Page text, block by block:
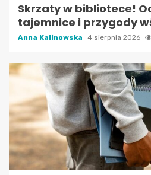
Skrzaty w bibliotece!
tajemnice i przygody
Anna Kalinowska 4 sierpnia 2026